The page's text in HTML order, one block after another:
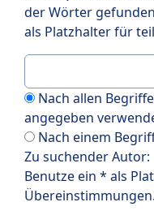
der Wörter
als Platzhalter für
Nach allen
angegeben
Nach einem
Zu suchender Autor:
Benutze ein * als
Übereinstimmungen.